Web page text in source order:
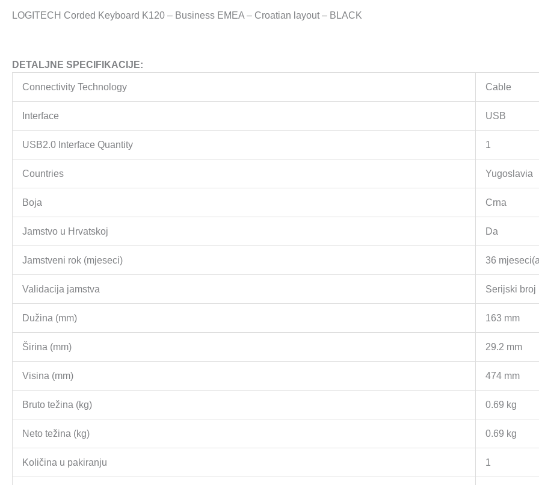
LOGITECH Corded Keyboard K120 – Business EMEA – Croatian layout – BLACK
DETALJNE SPECIFIKACIJE:
Connectivity Technology Cable
Interface USB
USB2.0 Interface Quantity 1
Countries Yugoslavia
Boja Crna
Jamstvo u Hrvatskoj Da
Jamstveni rok (mjeseci) 36
Validacija jamstva Serijski broj
Dužina (mm) 163 mm
Širina (mm) 29.2 mm
Visina (mm) 474 mm
Bruto težina (kg) 0.69 kg
Neto težina (kg) 0.69 kg
Količina u pakiranju 1